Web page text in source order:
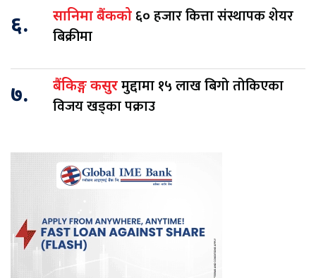
६. सानिमा बैंकको ६० हजार कित्ता संस्थापक शेयर
बिक्रीमा
७. बैंकिङ्ग कसुरमुद्दामा १५ लाख बिगो तोकिएका
विजय खड्का पक्राउ